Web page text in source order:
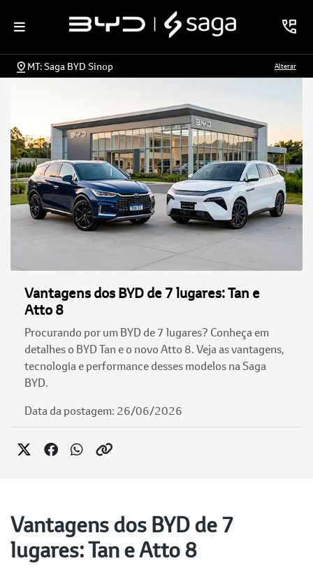
MT: Saga BYD Sinop Alterar
Vantagens dos BYD de 7 lugares: Tan e
Atto 8
Procurando por um BYD de 7 lugares? Conheça em
detalhes o BYD Tan e o novo Atto 8. Veja as vantagens,
tecnologia e performance desses modelos na Saga
BYD.
Data da postagem: 26/06/2026
Vantagens dos BYD de 7
lugares: Tan e Atto 8